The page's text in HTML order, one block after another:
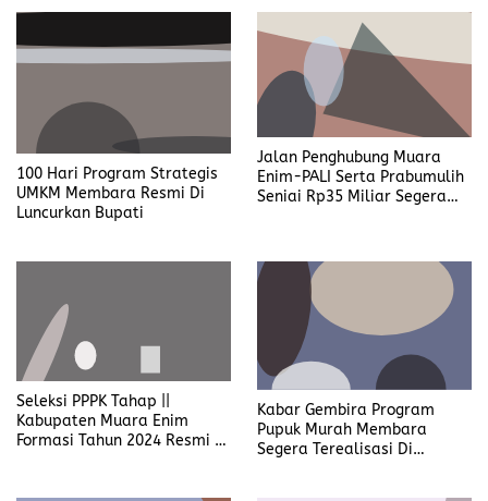
100 Hari Program Strategis
UMKM Membara Resmi Di
Luncurkan Bupati
Jalan Penghubung Muara
Enim-PALI Serta Prabumulih
Seniai Rp35 Miliar Segera
Seleksi PPPK Tahap ||
Kabupaten Muara Enim
Formasi Tahun 2024 Resmi Di
Kabar Gembira Program
Pupuk Murah Membara
Segera Terealisasi Di